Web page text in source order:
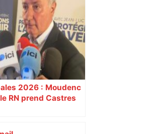
2026 : Moudenc
RN prend Castres